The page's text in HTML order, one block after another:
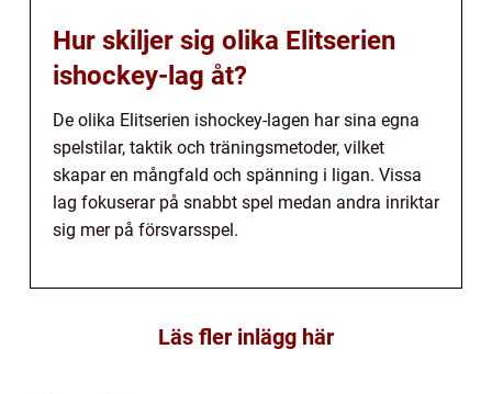
Hur skiljer sig olika Elitserien
ishockey-lag åt?
De olika Elitserien ishockey-lagen har sina egna
spelstilar, taktik och träningsmetoder, vilket
skapar en mångfald och spänning i ligan. Vissa
lag fokuserar på snabbt spel medan andra inriktar
sig mer på försvarsspel.
Läs fler inlägg här